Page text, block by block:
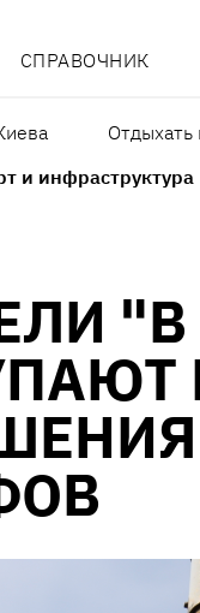
СПРАВОЧНИК
Отдыхать
и инфраструктура